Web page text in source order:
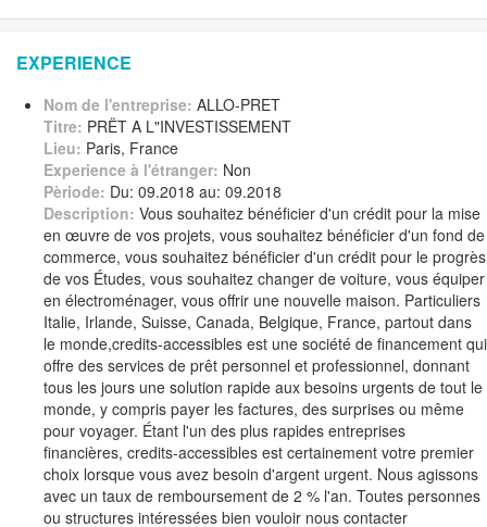
EXPERIENCE
Nom de l'entreprise: ALLO-PRET
Titre: PRËT A L"INVESTISSEMENT
Lieu: Paris, France
Experience à l'étranger: Non
Pèriode: Du: 09.2018 au: 09.2018
Description: Vous souhaitez bénéficier d'un crédit pour la mise
en œuvre de vos projets, vous souhaitez bénéficier d'un fond de
commerce, vous souhaitez bénéficier d'un crédit pour le progrès
de vos Études, vous souhaitez changer de voiture, vous équiper
en électroménager, vous offrir une nouvelle maison. Particuliers
Italie, Irlande, Suisse, Canada, Belgique, France, partout dans
le monde,credits-accessibles est une société de financement qui
offre des services de prêt personnel et professionnel, donnant
tous les jours une solution rapide aux besoins urgents de tout le
monde, y compris payer les factures, des surprises ou même
pour voyager. Étant l'un des plus rapides entreprises
financières, credits-accessibles est certainement votre premier
choix lorsque vous avez besoin d'argent urgent. Nous agissons
avec un taux de remboursement de 2 % l'an. Toutes personnes
ou structures intéressées bien vouloir nous contacter